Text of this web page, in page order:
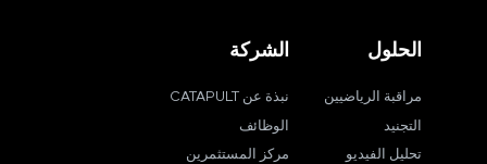
الحلول
مراقبة الرياضيين
التجنيد
تحليل الفيديو
الشركة
نبذة عن CATAPULT
الوظائف
مركز المستثمرين